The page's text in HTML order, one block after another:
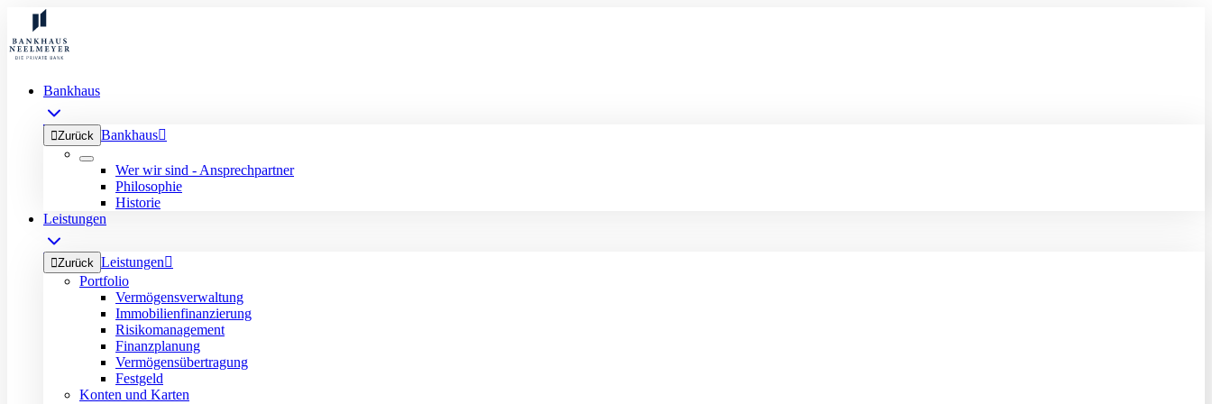
Bankhaus
Zurück Bankhaus
Wer wir sind - Ansprechpartner
Philosophie
Historie
Leistungen
Zurück Leistungen
Portfolio
Vermögensverwaltung
Immobilienfinanzierung
Risikomanagement
Finanzplanung
Vermögensübertragung
Festgeld
Konten und Karten